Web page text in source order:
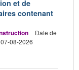
et de
contenant
Date de
08-2026